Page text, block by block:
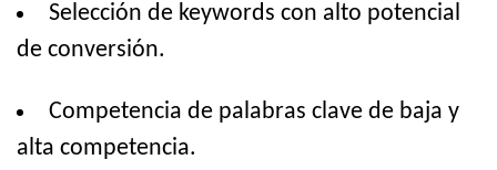
Selección de keywords con alto potencial
de conversión.
Competencia de palabras clave de baja y
alta competencia.